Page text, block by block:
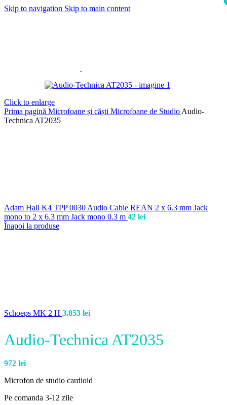
Skip to navigation Skip to main content
Click to enlarge
Prima pagină Microfoane și căști Microfoane de Studio Audio-
Technica AT2035
Adam Hall K4 TPP 0030 Audio Cable REAN 2 x 6.3 mm Jack
mono to 2 x 6.3 mm Jack mono 0.3 m 42 lei
Înapoi la produse
Schoeps MK 2 H 3.853 lei
Audio-Technica AT2035
972 lei
Microfon de studio cardioid
Pe comanda 3-12 zile